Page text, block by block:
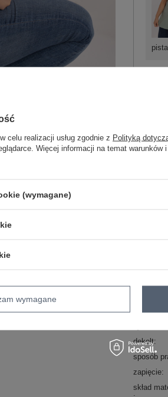
wzór
długość
dekolt
sposób
zapięcie
skład
celu realizacji usług zgodnie z Polityką
Więcej informacji na temat
(wymagane)
wymagane